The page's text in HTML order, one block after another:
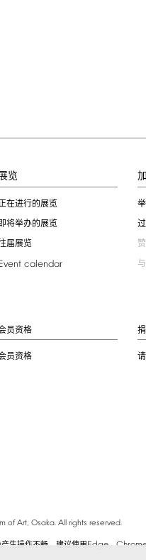
览
在进行的展览
将举办的展览
届展览
calendar
员资格
员资格
of Art, Osaka. All rights reserved.
生操作不畅。建议使用Edge、